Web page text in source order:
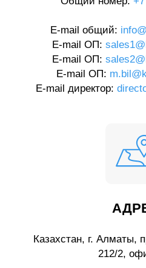
E-mail общий:
E-mail ОП:
E-mail ОП:
E-mail ОП:
E-mail директор:
Казахстан, г. Алматы,
212/2,